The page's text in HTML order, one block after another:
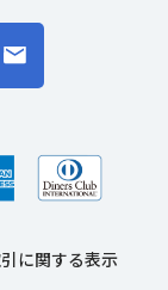
に関する表示